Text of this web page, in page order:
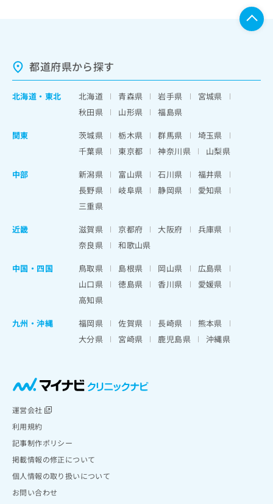
都道府県から探す
北海道 ・ 東北 北海道 青森県 岩手県
宮城県
秋田県
山形県
福島県
関東
茨城県 栃木県 群馬県
埼玉県
千葉県
東京都 神奈川県
山梨県
中部
新潟県 富山県 石川県
福井県
長野県
岐阜県 静岡県
愛知県
三重県
近畿
滋賀県 京都府 大阪府
兵庫県
奈良県
和歌山県
中国・四国
鳥取県 島根県 岡山県
広島県
山口県
徳島県 香川県
愛媛県
高知県
九州・沖縄
福岡県 佐賀県 長崎県
熊本県
大分県
宮崎県 鹿児島県 沖縄県
運営会社
利用規約
記事制作ポリシー
掲載情報の修正について
個人情報の取り扱いについて
お問い合わせ